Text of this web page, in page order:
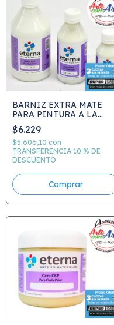
BARNIZ EXTRA MATE
PARA PINTURA A LA
TIZA CHALK PAINT 250
ML ETERNA
$6.229
$5.606,10 con
TRANSFERENCIA 10 % DE
DESCUENTO